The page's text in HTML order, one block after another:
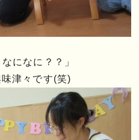
になに？？」
津々です(笑)